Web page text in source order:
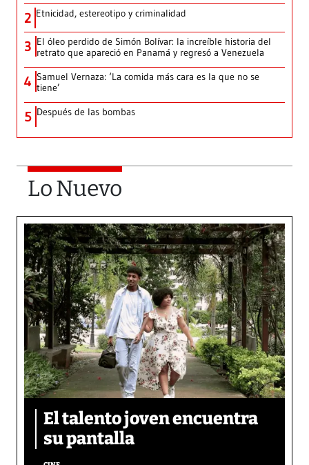
2 Etnicidad, estereotipo y criminalidad
3 El óleo perdido de Simón Bolívar: la increíble historia del
retrato que apareció en Panamá y regresó a Venezuela
4 Samuel Vernaza: ‘La comida más cara es la que no se
tiene’
5 Después de las bombas
Lo Nuevo
El talento joven encuentra
su pantalla​